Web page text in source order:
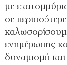
με
σε
ενημέρωσης
δυναμισμό